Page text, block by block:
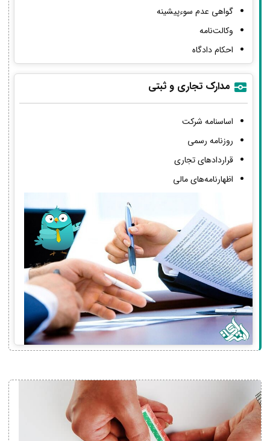
گواهی عدم سوءپیشینه
وکالت‌نامه
احکام دادگاه
مدارک تجاری و ثبتی
اساسنامه شرکت
روزنامه رسمی
قراردادهای تجاری
اظهارنامه‌های مالی